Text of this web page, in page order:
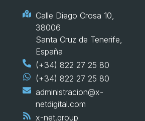
Calle Diego Crosa 10,
38006
Santa Cruz de Tenerife,
España
(+34) 822 27 25 80
(+34) 822 27 25 80
administracion@x-
netdigital.com
x-net.group